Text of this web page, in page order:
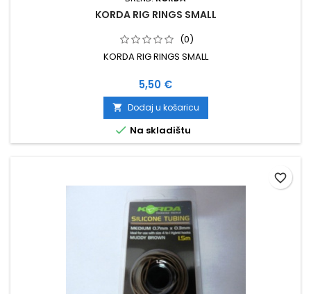
KORDA RIG RINGS SMALL
(0)
KORDA RIG RINGS SMALL
Cijena
5,50 €
 Dodaj u košaricu
 Na skladištu
favorite_border